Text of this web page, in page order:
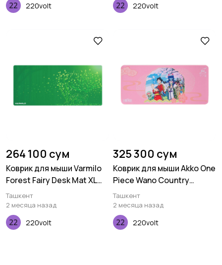
220volt 220volt
264 100 сум
Коврик для мыши Varmilo
Forest Fairy Desk Mat XL
(900х400х3мм)
Ташкент
2 месяца назад
220volt
325 300 сум
Коврик для мыши Akko One
Piece Wano Country
Deskmat
Ташкент
2 месяца назад
220volt